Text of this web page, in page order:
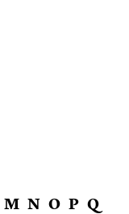
M N O P Q